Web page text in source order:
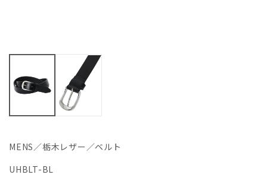
MENS／栃木レザー／ベルト
UHBLT-BL